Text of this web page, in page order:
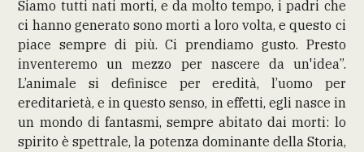
Siamo tutti nati morti, e da molto tempo, i padri che
ci hanno generato sono morti a loro volta, e questo ci
piace sempre di più. Ci prendiamo gusto. Presto
inventeremo un mezzo per nascere da un'idea”.
L’animale si definisce per eredità, l’uomo per
ereditarietà, e in questo senso, in effetti, egli nasce in
un mondo di fantasmi, sempre abitato dai morti: lo
spirito è spettrale, la potenza dominante della Storia,